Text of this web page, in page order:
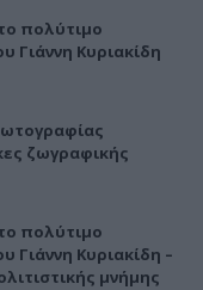
πολύτιμο
Γιάννη Κυριακίδη
ζωγραφικής
πολύτιμο
Γιάννη Κυριακίδη –
μνήμης